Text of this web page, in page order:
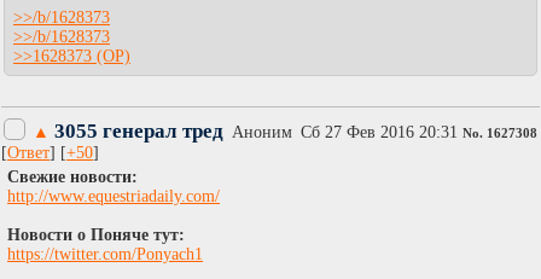
>>/b/1628373
>>/b/1628373
>>1628373
▲ 3055 генерал тред Аноним Сб 27 Фев 2016 20:31 No. 1627308
[Ответ] [+50]
Свежие новости:
http://www.equestriadaily.com/
Новости о Поняче тут:
https://twitter.com/Ponyach1